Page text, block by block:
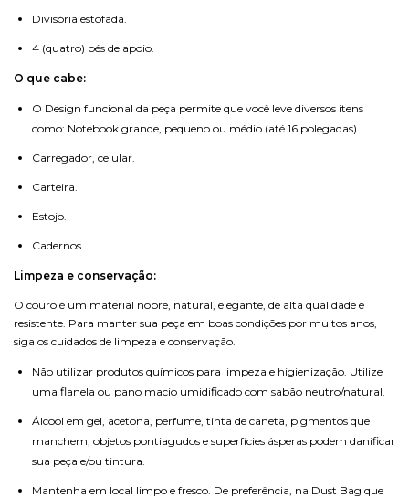
Divisória estofada.
4 (quatro) pés de apoio.
O que cabe:
O Design funcional da peça permite que você leve diversos itens
como: Notebook grande, pequeno ou médio (até 16 polegadas).
Carregador, celular.
Carteira.
Estojo.
Cadernos.
Limpeza e conservação:
O couro é um material nobre, natural, elegante, de alta qualidade e
resistente. Para manter sua peça em boas condições por muitos anos,
siga os cuidados de limpeza e conservação.
Não utilizar produtos químicos para limpeza e higienização. Utilize
uma flanela ou pano macio umidificado com sabão neutro/natural.
Álcool em gel, acetona, perfume, tinta de caneta, pigmentos que
manchem, objetos pontiagudos e superfícies ásperas podem danificar
sua peça e/ou tintura.
Mantenha em local limpo e fresco. De preferência, na Dust Bag que